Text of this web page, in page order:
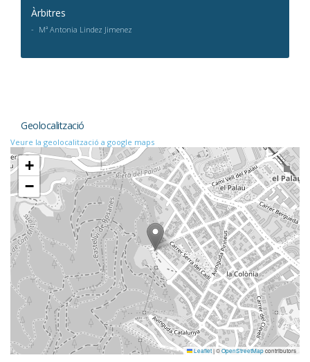
Àrbitres
Mª Antonia Lindez Jimenez
Geolocalització
Veure la geolocalització a google maps
+
−
Leaflet|©OpenStreetMapcontributors